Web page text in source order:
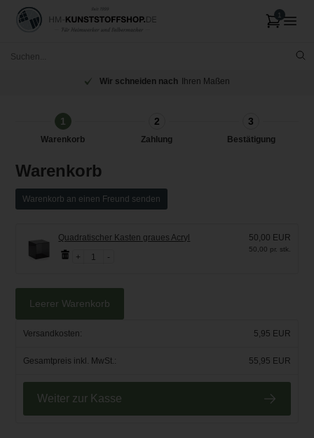
Wir schneiden nach Ihren Maßen
1
Warenkorb
2
Zahlung
3
Bestätigung
Warenkorb
Warenkorb an einen Freund senden
Quadratischer Kasten graues Acryl
1
50,00 EUR
50,00 pr. stk.
Leerer Warenkorb
Versandkosten: 5,95 EUR
Gesamtpreis inkl. MwSt.: 55,95 EUR
Weiter zur Kasse